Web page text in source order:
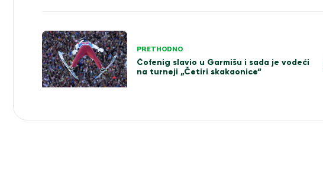
Kretanje
članka
PRETHODNO
Čofenig slavio u Garmišu i sada je vodeći
na turneji „Četiri skakaonice“